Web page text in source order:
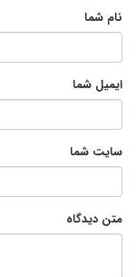
نام شما
ایمیل شما
سایت شما
متن دیدگاه